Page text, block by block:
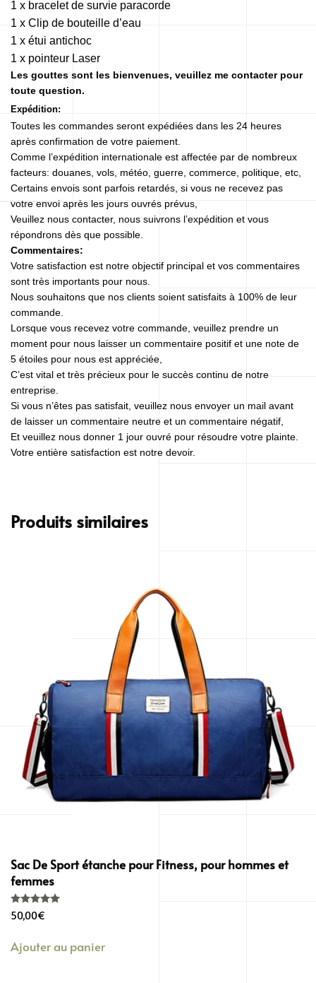
1 x bracelet de survie paracorde
1 x Clip de bouteille d’eau
1 x étui antichoc
1 x pointeur Laser
Les gouttes sont les bienvenues, veuillez me contacter pour
toute question.
Expédition:
Toutes les commandes seront expédiées dans les 24 heures
après confirmation de votre paiement.
Comme l’expédition internationale est affectée par de nombreux
facteurs: douanes, vols, météo, guerre, commerce, politique, etc,
Certains envois sont parfois retardés, si vous ne recevez pas
votre envoi après les jours ouvrés prévus,
Veuillez nous contacter, nous suivrons l’expédition et vous
répondrons dès que possible.
Commentaires:
Votre satisfaction est notre objectif principal et vos commentaires
sont très importants pour nous.
Nous souhaitons que nos clients soient satisfaits à 100% de leur
commande.
Lorsque vous recevez votre commande, veuillez prendre un
moment pour nous laisser un commentaire positif et une note de
5 étoiles pour nous est appréciée,
C’est vital et très précieux pour le succès continu de notre
entreprise.
Si vous n’êtes pas satisfait, veuillez nous envoyer un mail avant
de laisser un commentaire neutre et un commentaire négatif,
Et veuillez nous donner 1 jour ouvré pour résoudre votre plainte.
Votre entière satisfaction est notre devoir.
Produits similaires
Sac De Sport étanche pour Fitness, pour hommes et
femmes
50,00€
Ajouter au panier